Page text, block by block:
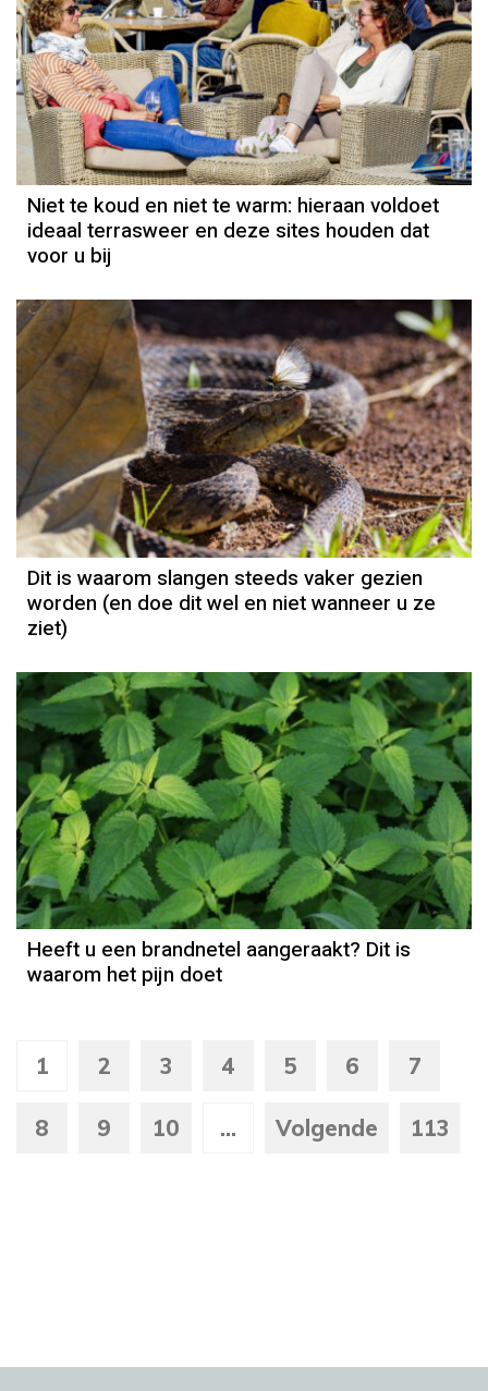
Niet te koud en niet te warm: hieraan voldoet
ideaal terrasweer en deze sites houden dat
voor u bij
Dit is waarom slangen steeds vaker gezien
worden (en doe dit wel en niet wanneer u ze
ziet)
Heeft u een brandnetel aangeraakt? Dit is
waarom het pijn doet
1 2 3 4 5 6 7
8 9 10 ... Volgende 113